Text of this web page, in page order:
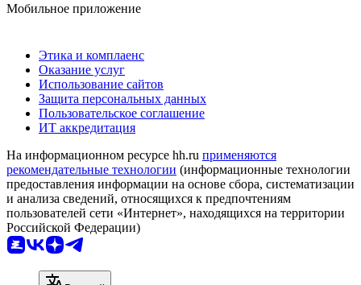
Мобильное приложение
Этика и комплаенс
Оказание услуг
Использование сайтов
Защита персональных данных
Пользовательское соглашение
ИТ аккредитация
На информационном ресурсе hh.ru применяются
рекомендательные технологии (информационные технологии
предоставления информации на основе сбора, систематизации
и анализа сведений, относящихся к предпочтениям
пользователей сети «Интернет», находящихся на территории
Российской Федерации)